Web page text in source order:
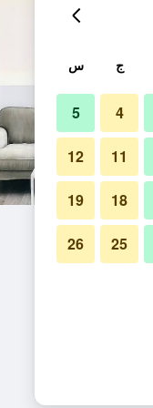
ج س
4
5
11
12
18
19
25
26